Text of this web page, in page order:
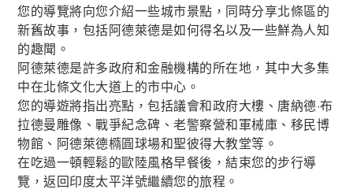
您的導覽將向您介紹一些城市景點，同時分享北條區的
新舊故事，包括阿德萊德是如何得名以及一些鮮為人知
的趣聞。
阿德萊德是許多政府和金融機構的所在地，其中大多集
中在北條文化大道上的市中心。
您的導遊將指出亮點，包括議會和政府大樓、唐納德·布
拉德曼雕像、戰爭紀念碑、老警察營和軍械庫、移民博
物館、阿德萊德橢圓球場和聖彼得大教堂等。
在吃過一頓輕鬆的歐陸風格早餐後，結束您的步行導
覽，返回印度太平洋號繼續您的旅程。